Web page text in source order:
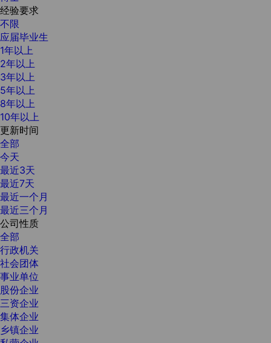
经验要求
不限
应届毕业生
1年以上
2年以上
3年以上
5年以上
8年以上
10年以上
更新时间
全部
今天
最近3天
最近7天
最近一个月
最近三个月
公司性质
全部
行政机关
社会团体
事业单位
股份企业
三资企业
集体企业
乡镇企业